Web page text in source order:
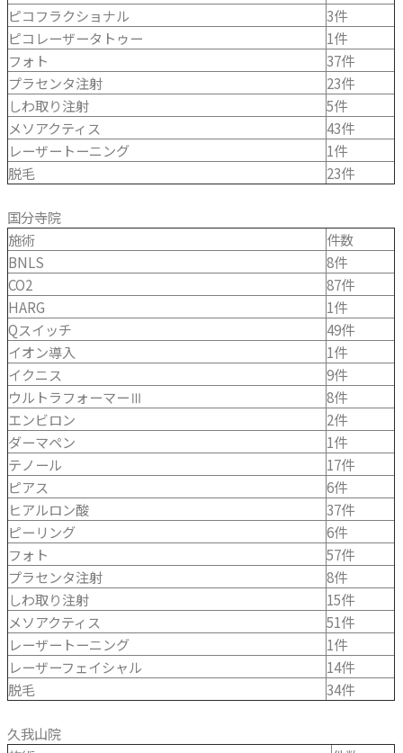
ピコフラクショナル
3件
ピコレーザータトゥー
1件
フォト
37件
プラセンタ注射
23件
しわ取り注射
5件
メソアクティス
43件
レーザートーニング
1件
脱毛
23件
国分寺院
施術
件数
BNLS
8件
CO2
87件
HARG
1件
Qスイッチ
49件
イオン導入
1件
イクニス
9件
ウルトラフォーマーⅢ
8件
エンビロン
2件
ダーマペン
1件
テノール
17件
ピアス
6件
ヒアルロン酸
37件
ピーリング
6件
フォト
57件
プラセンタ注射
8件
しわ取り注射
15件
メソアクティス
51件
レーザートーニング
1件
レーザーフェイシャル
14件
脱毛
34件
久我山院